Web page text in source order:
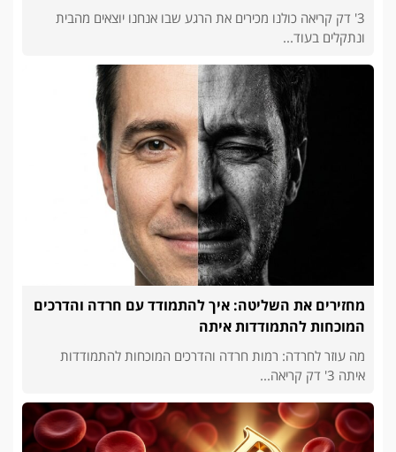
3' דק קריאה כולנו מכירים את הרגע שבו אנחנו יוצאים מהבית
ונתקלים בעוד...
מחזירים את השליטה: איך להתמודד עם חרדה והדרכים
המוכחות להתמודדות איתה
מה עוזר לחרדה: רמות חרדה והדרכים המוכחות להתמודדות
איתה 3' דק קריאה...